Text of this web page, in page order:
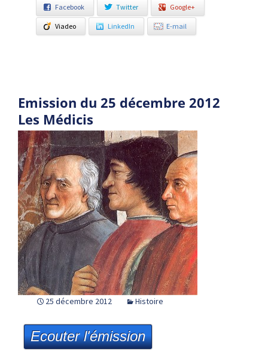
Facebook Twitter Google+
Viadeo LinkedIn E-mail
Emission du 25 décembre 2012
Les Médicis
25 décembre 2012 Histoire
Ecouter l'émission